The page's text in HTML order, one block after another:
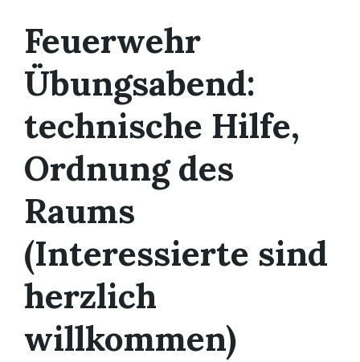
Feuerwehr
Übungsabend:
technische Hilfe,
Ordnung des
Raums
(Interessierte sind
herzlich
willkommen)